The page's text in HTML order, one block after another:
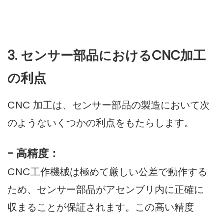
3. センサー部品におけるCNC加工
の利点
CNC 加工は、センサー部品の製造において次
のようないくつかの利点をもたらします。
- 高精度：
CNC工作機械は極めて厳しい公差で動作する
ため、センサー部品がアセンブリ内に正確に
収まることが保証されます。この高い精度